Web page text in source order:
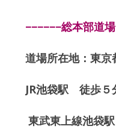
−−−−−−総本部道
道場所在地：東京
JR池袋駅 徒歩５
東武東上線池袋